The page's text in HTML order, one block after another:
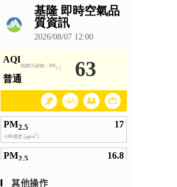
其他操作